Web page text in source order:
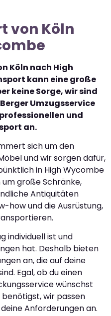
von Köln
Köln nach High
kann eine große
keine Sorge, wir sind
Umzugsservice
und
an.
sich um den
und wir sorgen dafür,
in High Wycombe
um große Schränke,
Antiquitäten
how und die Ausrüstung,
individuell ist und
hat. Deshalb bieten
an, die auf deine
Egal, ob du einen
wünschst
wir passen
Anforderungen an.